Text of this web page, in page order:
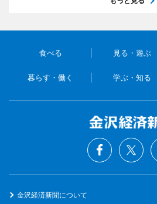
食べる 見る・遊ぶ
暮らす・働く 学ぶ・知る
金沢経済新聞について